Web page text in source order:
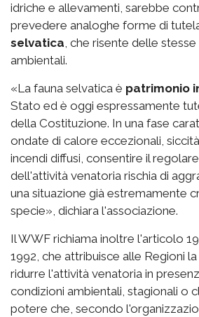
idriche e allevamenti, sarebbe
prevedere analoghe forme di
selvatica, che risente delle
ambientali.
«La fauna selvatica è patrimonio
Stato ed è oggi espressamente
della Costituzione. In una fase
ondate di calore eccezionali,
incendi diffusi, consentire il
dell'attività venatoria rischia di
una situazione già estremamente
specie», dichiara l'associazione.
Il WWF richiama inoltre l'articolo
1992, che attribuisce alle Regioni
ridurre l'attività venatoria in
condizioni ambientali, stagionali o
potere che, secondo